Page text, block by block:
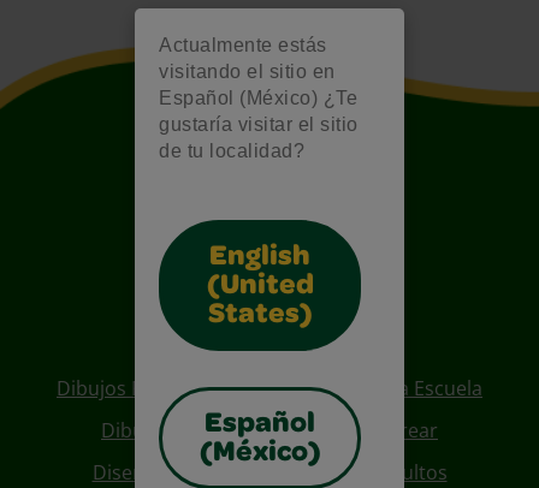
Actualmente estás
visitando el sitio en
Español (México) ¿Te
gustaría visitar el sitio
de tu localidad?
English
(United
States)
Español
(México)
Also of Interest
Dibujos Para Colorear De Regreso A La Escuela
Dibujos De Personajes Para Colorear
Diseños Para Coloreables Para Adultos